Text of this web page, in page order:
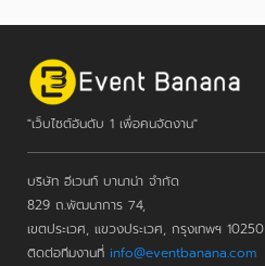
"เว็บไซต์อันดับ 1 เพื่อคนจัดงาน"
บริษัท อีเวนท์ บานาน่า จำกัด
829 ถ.พัฒนาการ 74,
เขตประเวศ, แขวงประเวศ, กรุงเทพฯ 10250
ติดต่อทีมงานที่ info@eventbanana.com